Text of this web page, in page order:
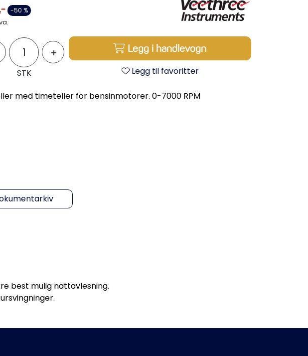
-50 %
+
STK
Legg i handlevogn
Legg til favoritter
med timeteller for bensinmotorer. 0-7000 RPM
best mulig nattavlesning.